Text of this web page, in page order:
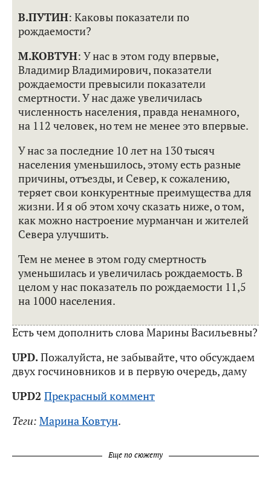
В.ПУТИН: Каковы показатели по
рождаемости?
М.КОВТУН: У нас в этом году впервые,
Владимир Владимирович, показатели
рождаемости превысили показатели
смертности. У нас даже увеличилась
численность населения, правда ненамного,
на 112 человек, но тем не менее это впервые.
У нас за последние 10 лет на 130 тысяч
населения уменьшилось, этому есть разные
причины, отъезды, и Север, к сожалению,
теряет свои конкурентные преимущества для
жизни. И я об этом хочу сказать ниже, о том,
как можно настроение мурманчан и жителей
Севера улучшить.
Тем не менее в этом году смертность
уменьшилась и увеличилась рождаемость. В
целом у нас показатель по рождаемости 11,5
на 1000 населения.
Есть чем дополнить слова Марины Васильевны?
UPD.Пожалуйста, не забывайте, что обсуждаем
двух госчиновников и в первую очередь, даму
UPD2 Прекрасный коммент
Теги: Марина Ковтун.
Еще по сюжету